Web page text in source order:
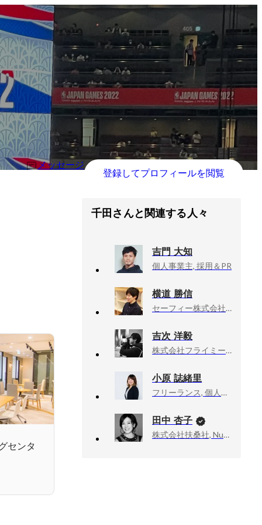
メッセージ
登録してプロフィールを閲覧
センタ
千田さんと関連する人々
吉門 大知
個人事業主, 採用＆PR
横道 勝信
セーフィー株式会社, エンジニアリングオフィス
吉次 洋毅
株式会社フライミーイノベーションズ, 副業エンジニア
小原 誌緒里
フリーランス, 個人事業
田中 杏子
株式会社扶桑社, Numéro TOKYO編集長